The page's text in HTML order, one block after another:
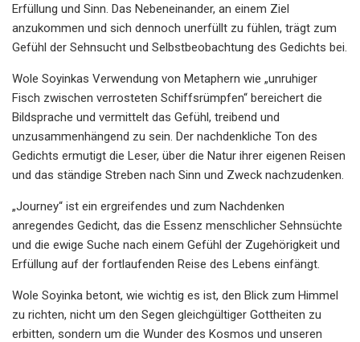
Erfüllung und Sinn. Das Nebeneinander, an einem Ziel
anzukommen und sich dennoch unerfüllt zu fühlen, trägt zum
Gefühl der Sehnsucht und Selbstbeobachtung des Gedichts bei.
Wole Soyinkas Verwendung von Metaphern wie „unruhiger
Fisch zwischen verrosteten Schiffsrümpfen“ bereichert die
Bildsprache und vermittelt das Gefühl, treibend und
unzusammenhängend zu sein. Der nachdenkliche Ton des
Gedichts ermutigt die Leser, über die Natur ihrer eigenen Reisen
und das ständige Streben nach Sinn und Zweck nachzudenken.
„Journey“ ist ein ergreifendes und zum Nachdenken
anregendes Gedicht, das die Essenz menschlicher Sehnsüchte
und die ewige Suche nach einem Gefühl der Zugehörigkeit und
Erfüllung auf der fortlaufenden Reise des Lebens einfängt.
Wole Soyinka betont, wie wichtig es ist, den Blick zum Himmel
zu richten, nicht um den Segen gleichgültiger Gottheiten zu
erbitten, sondern um die Wunder des Kosmos und unseren